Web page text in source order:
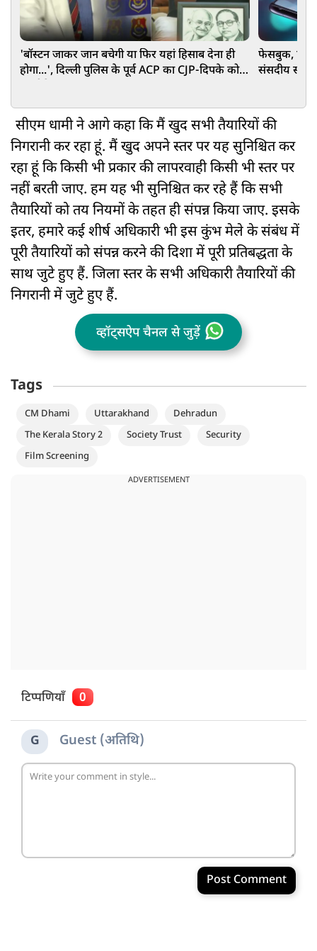
'बॉस्टन जाकर जान बचेगी या फिर यहां हिसाब देना ही
होगा...', दिल्ली पुलिस के पूर्व ACP का CJP-दिपके को
फेसबुक, एक्स
संसदीय
सीएम धामी ने आगे कहा कि मैं खुद सभी तैयारियों की
निगरानी कर रहा हूं. मैं खुद अपने स्तर पर यह सुनिश्चित कर
रहा हूं कि किसी भी प्रकार की लापरवाही किसी भी स्तर पर
नहीं बरती जाए. हम यह भी सुनिश्चित कर रहे हैं कि सभी
तैयारियों को तय नियमों के तहत ही संपन्न किया जाए. इसके
इतर, हमारे कई शीर्ष अधिकारी भी इस कुंभ मेले के संबंध में
पूरी तैयारियों को संपन्न करने की दिशा में पूरी प्रतिबद्धता के
साथ जुटे हुए हैं. जिला स्तर के सभी अधिकारी तैयारियों की
निगरानी में जुटे हुए हैं.
व्हॉट्सऐप चैनल से जुड़ें
Tags
CM Dhami Uttarakhand
Dehradun
The Kerala Story 2
Society Trust
Security
Film Screening
ADVERTISEMENT
टिप्पणियाँ 0
G Guest (अतिथि)
Post Comment